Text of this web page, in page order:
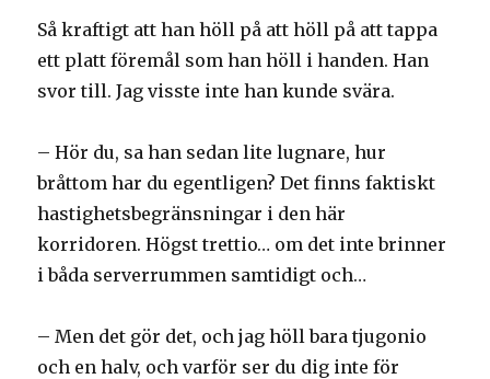
Så kraftigt att han höll på att höll på att tappa
ett platt föremål som han höll i handen. Han
svor till. Jag visste inte han kunde svära.
– Hör du, sa han sedan lite lugnare, hur
bråttom har du egentligen? Det finns faktiskt
hastighetsbegränsningar i den här
korridoren. Högst trettio… om det inte brinner
i båda serverrummen samtidigt och…
– Men det gör det, och jag höll bara tjugonio
och en halv, och varför ser du dig inte för